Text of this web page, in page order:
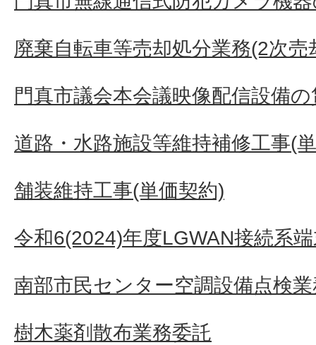
廃棄自転車等売却処分業務(2次売
門真市議会本会議映像配信設備
道路・水路施設等維持補修工事(
舗装維持工事(単価契約)
令和6(2024)年度LGWAN接続系
南部市民センター空調設備点検
樹木薬剤散布業務委託